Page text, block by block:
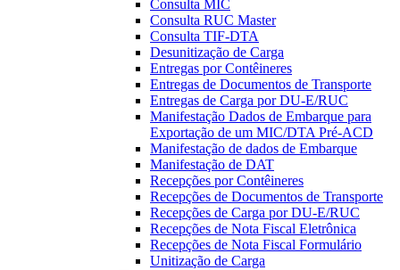
Consulta MIC
Consulta RUC Master
Consulta TIF-DTA
Desunitização de Carga
Entregas por Contêineres
Entregas de Documentos de Transporte
Entregas de Carga por DU-E/RUC
Manifestação Dados de Embarque para
Exportação de um MIC/DTA Pré-ACD
Manifestação de dados de Embarque
Manifestação de DAT
Recepções por Contêineres
Recepções de Documentos de Transporte
Recepções de Carga por DU-E/RUC
Recepções de Nota Fiscal Eletrônica
Recepções de Nota Fiscal Formulário
Unitização de Carga